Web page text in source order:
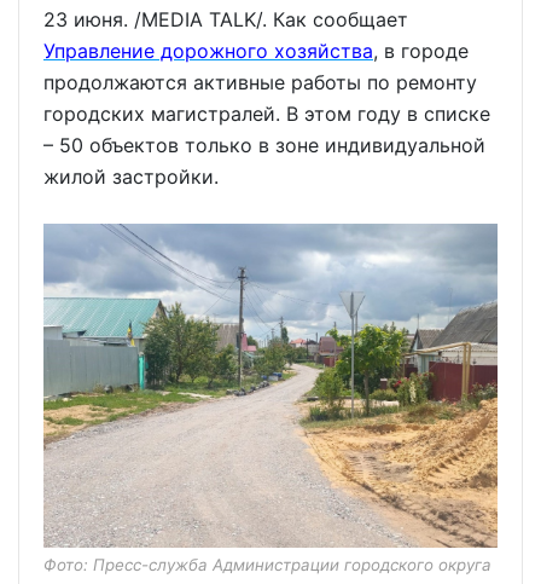
23 июня. /MEDIA TALK/. Как сообщает
Управление дорожного хозяйства, в городе
продолжаются активные работы по ремонту
городских магистралей. В этом году в списке
– 50 объектов только в зоне индивидуальной
жилой застройки.
Фото: Пресс-служба Администрации городского округа